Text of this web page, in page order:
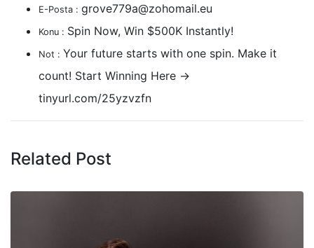
E-Posta : grove779a@zohomail.eu
Konu : Spin Now, Win $500K Instantly!
Not : Your future starts with one spin. Make it
count! Start Winning Here ->
tinyurl.com/25yzvzfn
Related Post